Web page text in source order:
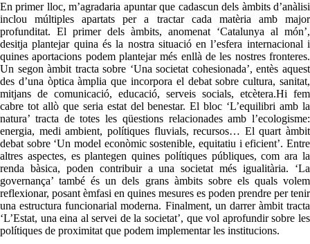
En primer lloc, m’agradaria apuntar que cadascun dels àmbits d’anàlisi
inclou múltiples apartats per a tractar cada matèria amb major
profunditat. El primer dels àmbits, anomenat ‘Catalunya al món’,
desitja plantejar quina és la nostra situació en l’esfera internacional i
quines aportacions podem plantejar més enllà de les nostres fronteres.
Un segon àmbit tracta sobre ‘Una societat cohesionada’, entès aquest
des d’una òptica àmplia que incorpora el debat sobre cultura, sanitat,
mitjans de comunicació, educació, serveis socials, etcètera.Hi fem
cabre tot allò que seria estat del benestar. El bloc ‘L’equilibri amb la
natura’ tracta de totes les qüestions relacionades amb l’ecologisme:
energia, medi ambient, polítiques fluvials, recursos… El quart àmbit
debat sobre ‘Un model econòmic sostenible, equitatiu i eficient’. Entre
altres aspectes, es plantegen quines polítiques públiques, com ara la
renda bàsica, poden contribuir a una societat més igualitària. ‘La
governança’ també és un dels grans àmbits sobre els quals volem
reflexionar, posant èmfasi en quines mesures es poden prendre per tenir
una estructura funcionarial moderna. Finalment, un darrer àmbit tracta
‘L’Estat, una eina al servei de la societat’, que vol aprofundir sobre les
polítiques de proximitat que podem implementar les institucions.